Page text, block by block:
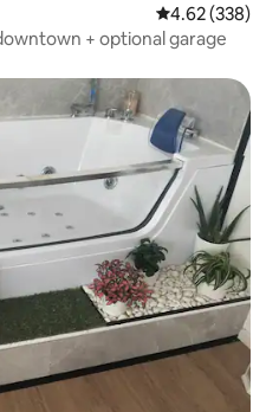
4.62 out of 5
4.62 (338)
+ optional garage